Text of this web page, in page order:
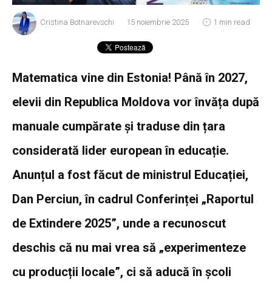
Cristina Botnarevschi 15 noiembrie 2025 1 min read
Matematica vine din Estonia! Până în 2027,
elevii din Republica Moldova vor învăța după
manuale cumpărate și traduse din țara
considerată lider european în educație.
Anunțul a fost făcut de ministrul Educației,
Dan Perciun, în cadrul Conferinței „Raportul
de Extindere 2025”, unde a recunoscut
deschis că nu mai vrea să „experimenteze
cu producții locale”, ci să aducă în școli